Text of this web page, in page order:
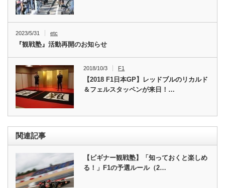
2023/5/31 etc
『観戦塾』活動再開のお知らせ
2018/10/3 F1
【2018 F1日本GP】レッドブルのリカルド
＆フェルスタッペンが来日！…
関連記事
【ビギナー観戦塾】「知っておくと楽しめ
る！」F1の予選ルール（2…